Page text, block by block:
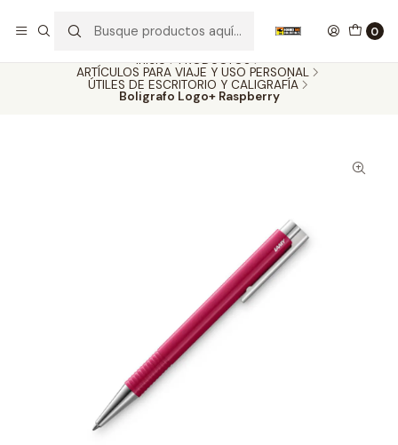
0
Inicio
PRODUCTOS
ARTÍCULOS PARA VIAJE Y USO PERSONAL
ÚTILES DE ESCRITORIO Y CALIGRAFÍA
Boligrafo Logo+ Raspberry